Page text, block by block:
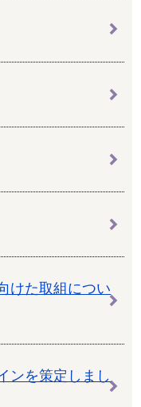
けた取組につい
ンを策定しまし